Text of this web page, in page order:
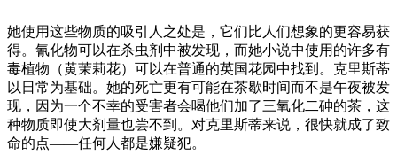
她使用这些物质的吸引人之处是，它们比人们想象的更容易获
得。氰化物可以在杀虫剂中被发现，而她小说中使用的许多有
毒植物（黄茉莉花）可以在普通的英国花园中找到。克里斯蒂
以日常为基础。她的死亡更有可能在茶歇时间而不是午夜被发
现，因为一个不幸的受害者会喝他们加了三氧化二砷的茶，这
种物质即使大剂量也尝不到。对克里斯蒂来说，很快就成了致
命的点——任何人都是嫌疑犯。